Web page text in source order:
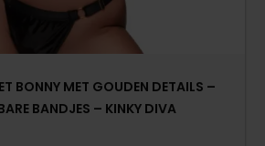
BONNY MET GOUDEN DETAILS –
BANDJES – KINKY DIVA